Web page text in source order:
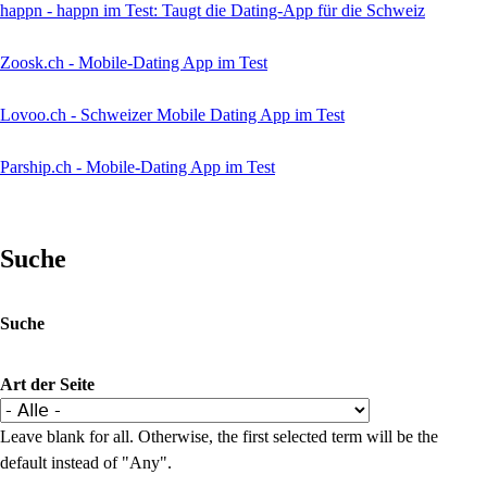
happn - happn im Test: Taugt die Dating-App für die Schweiz
Zoosk.ch - Mobile-Dating App im Test
Lovoo.ch - Schweizer Mobile Dating App im Test
Parship.ch - Mobile-Dating App im Test
Suche
Suche
Art der Seite
Leave blank for all. Otherwise, the first selected term will be the
default instead of "Any".